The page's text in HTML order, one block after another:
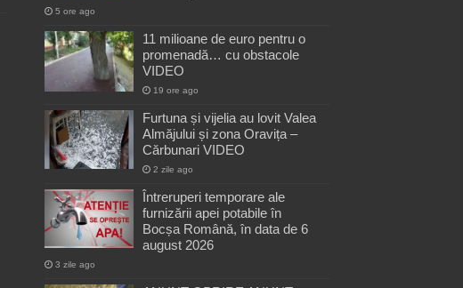
5 ore ago
11 milioane de euro pentru o
promenadă… cu obstacole
VIDEO
19 ore ago
Furtuna și vijelia au lovit Valea
Almăjului și zona Oravița –
Cărbunari VIDEO
2 zile ago
Întreruperi temporare ale
furnizării apei potabile în
Bocșa Română, în data de 6
august 2026
3 zile ago